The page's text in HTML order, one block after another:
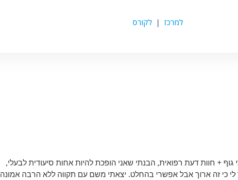
למרכז | לקורס
חצי גוף + חוות דעת רפואית, הבנתי שאני הופכת להיות אחות סיעודית לבעלי,
כי זה ארוך אבל אפשרי בהחלט. יצאתי משם עם תקווה ללא הרבה אמונה